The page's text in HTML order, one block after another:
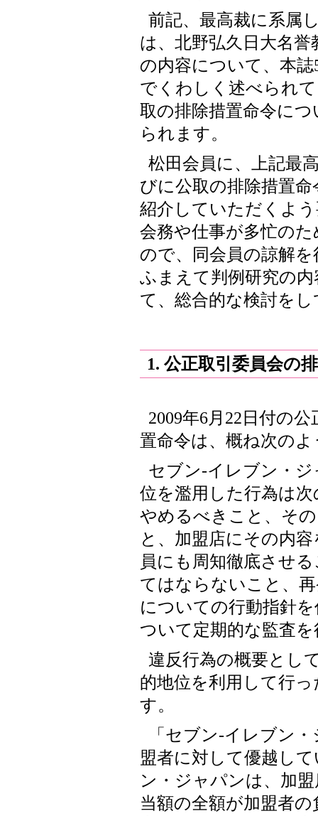
前記、最高裁に系属
は、北野弘久日大名
の内容について、本誌
でくわしく述べられ
取の排除措置命令に
られます。
松田会員に、上記最
びに公取の排除措置
紹介していただくよ
会務や仕事が多忙の
ので、同会員の諒解
ふまえて判例研究の
て、総合的な検討を
1. 公正取引委員会の
2009年6月22日付の
置命令は、概ね次の
セブン-イレブン・
位を濫用した行為は
やめるべきこと、そ
と、加盟店にその内
員にも周知徹底させ
てはならないこと、
についての行動指針
ついて定期的な監査
違反行為の概要とし
的地位を利用して行
す。
「セブン-イレブン
盟者に対して優越し
ン・ジャパンは、加
当額の全額が加盟者